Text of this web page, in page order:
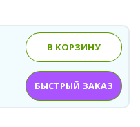
В КОРЗИНУ
БЫСТРЫЙ ЗАКАЗ